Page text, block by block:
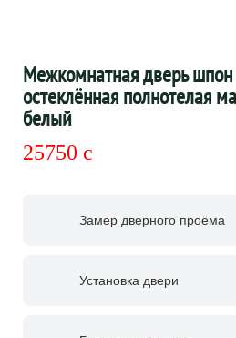
Межкомнатная дверь
остеклённая полнотелая
белый
25750 c
Замер дверного проёма
Установка двери